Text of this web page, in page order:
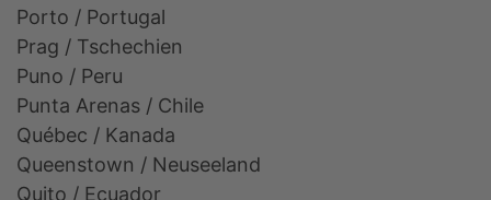
Porto / Portugal
Prag / Tschechien
Puno / Peru
Punta Arenas / Chile
Québec / Kanada
Queenstown / Neuseeland
Quito / Ecuador